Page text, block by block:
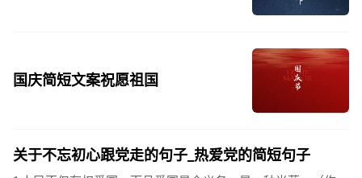
国庆简短文案祝愿祖国
关于不忘初心跟党走的句子_热爱党的简短句子